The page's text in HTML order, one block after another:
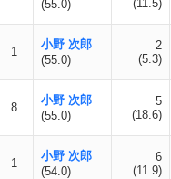
(55.0)
(11.5)
1
小野 次郎
(55.0)
2
(5.3)
8
小野 次郎
(55.0)
5
(18.6)
1
小野 次郎
(54.0)
6
(11.9)